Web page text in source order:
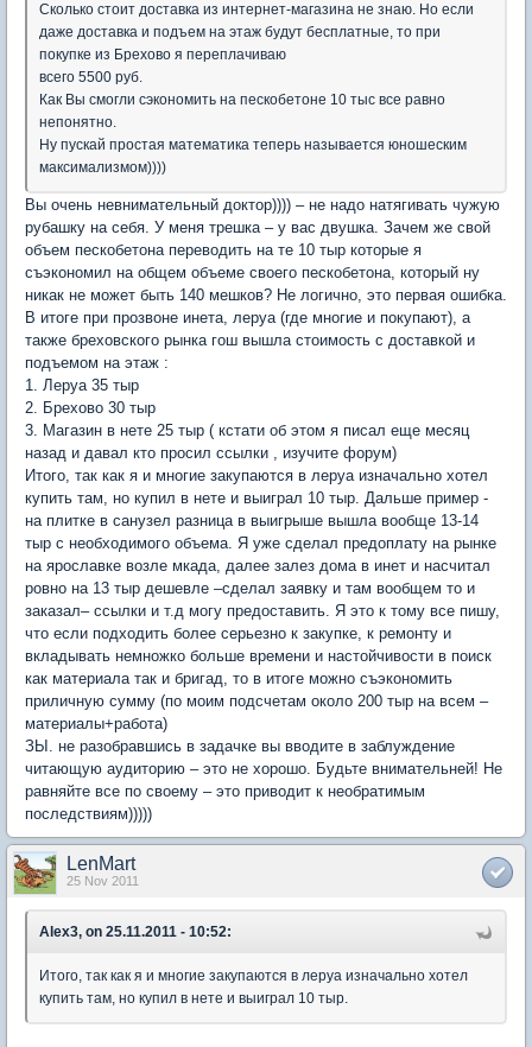
Сколько стоит доставка из интернет-магазина не знаю. Но если
даже доставка и подъем на этаж будут бесплатные, то при
покупке из Брехово я переплачиваю
всего 5500 руб.
Как Вы смогли сэкономить на пескобетоне 10 тыс все равно
непонятно.
Ну пускай простая математика теперь называется юношеским
максимализмом))))
Вы очень невнимательный доктор)))) – не надо натягивать чужую
рубашку на себя. У меня трешка – у вас двушка. Зачем же свой
объем пескобетона переводить на те 10 тыр которые я
съэкономил на общем объеме своего пескобетона, который ну
никак не может быть 140 мешков? Не логично, это первая ошибка.
В итоге при прозвоне инета, леруа (где многие и покупают), а
также бреховского рынка гош вышла стоимость с доставкой и
подъемом на этаж :
1. Леруа 35 тыр
2. Брехово 30 тыр
3. Магазин в нете 25 тыр ( кстати об этом я писал еще месяц
назад и давал кто просил ссылки , изучите форум)
Итого, так как я и многие закупаются в леруа изначально хотел
купить там, но купил в нете и выиграл 10 тыр. Дальше пример -
на плитке в санузел разница в выигрыше вышла вообще 13-14
тыр с необходимого объема. Я уже сделал предоплату на рынке
на ярославке возле мкада, далее залез дома в инет и насчитал
ровно на 13 тыр дешевле –сделал заявку и там вообщем то и
заказал– ссылки и т.д могу предоставить. Я это к тому все пишу,
что если подходить более серьезно к закупке, к ремонту и
вкладывать немножко больше времени и настойчивости в поиск
как материала так и бригад, то в итоге можно съэкономить
приличную сумму (по моим подсчетам около 200 тыр на всем –
материалы+работа)
ЗЫ. не разобравшись в задачке вы вводите в заблуждение
читающую аудиторию – это не хорошо. Будьте внимательней! Не
равняйте все по своему – это приводит к необратимым
последствиям)))))
LenMart
25 Nov 2011
Alex3, on 25.11.2011 - 10:52:
Итого, так как я и многие закупаются в леруа изначально хотел
купить там, но купил в нете и выиграл 10 тыр.